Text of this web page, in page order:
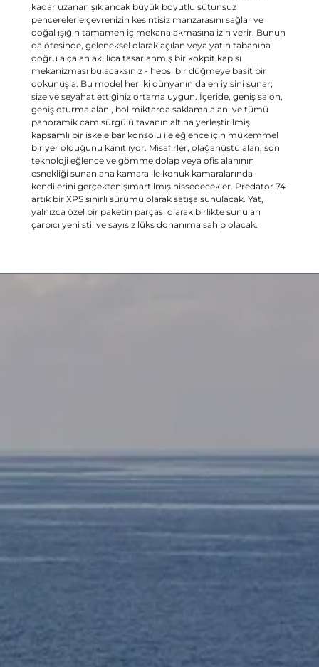
kadar uzanan şık ancak büyük boyutlu sütunsuz
pencerelerle çevrenizin kesintisiz manzarasını sağlar ve
doğal ışığın tamamen iç mekana akmasına izin verir. Bunun
da ötesinde, geleneksel olarak açılan veya yatın tabanına
doğru alçalan akıllıca tasarlanmış bir kokpit kapısı
mekanizması bulacaksınız - hepsi bir düğmeye basit bir
dokunuşla. Bu model her iki dünyanın da en iyisini sunar;
size ve seyahat ettiğiniz ortama uygun. İçeride, geniş salon,
geniş oturma alanı, bol miktarda saklama alanı ve tümü
panoramik cam sürgülü tavanın altına yerleştirilmiş
kapsamlı bir iskele bar konsolu ile eğlence için mükemmel
bir yer olduğunu kanıtlıyor. Misafirler, olağanüstü alan, son
teknoloji eğlence ve gömme dolap veya ofis alanının
esnekliği sunan ana kamara ile konuk kamaralarında
kendilerini gerçekten şımartılmış hissedecekler. Predator 74
artık bir XPS sınırlı sürümü olarak satışa sunulacak. Yat,
yalnızca özel bir paketin parçası olarak birlikte sunulan
çarpıcı yeni stil ve sayısız lüks donanıma sahip olacak.